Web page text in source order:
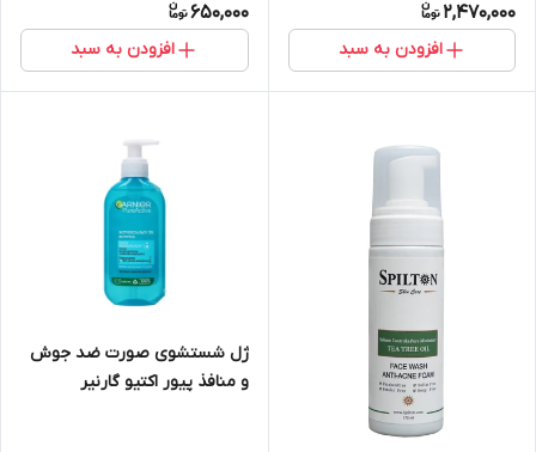
2,470,000
افزودن به سبد
ویتامین C حجم ۱۷۰ میل
650,000
افزودن به سبد
ژل شستشوی صورت ضد جوش
و منافذ پیور اکتیو گارنیر